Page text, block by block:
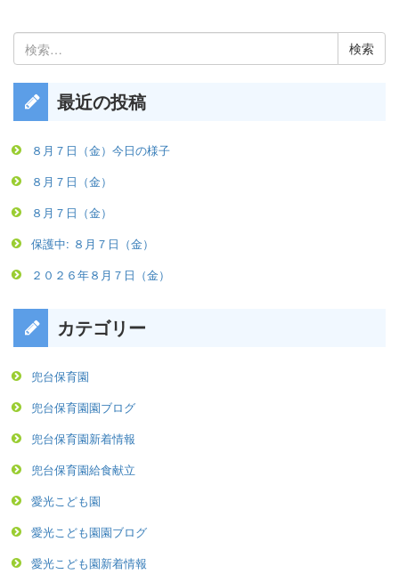
検
索:
最近の投稿
８月７日（金）今日の様子
８月７日（金）
８月７日（金）
保護中: ８月７日（金）
２０２６年８月７日（金）
カテゴリー
兜台保育園
兜台保育園園ブログ
兜台保育園新着情報
兜台保育園給食献立
愛光こども園
愛光こども園園ブログ
愛光こども園新着情報